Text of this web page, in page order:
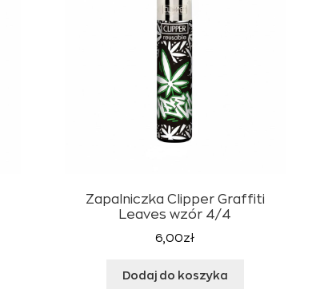
Zapalniczka Clipper Graffiti
Leaves wzór 4/4
6,00zł
Dodaj do koszyka